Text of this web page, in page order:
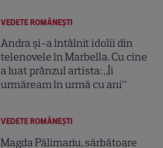
VEDETE ROMÂNEŞTI
Andra și-a întâlnit idolii din
telenovele în Marbella. Cu cine
a luat prânzul artista: „Îi
urmăream în urmă cu ani”
VEDETE ROMÂNEŞTI
Magda Pălimariu, sărbătoare